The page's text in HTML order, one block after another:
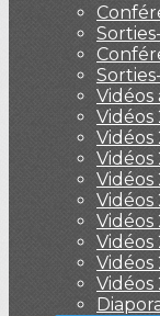
Vidéos
Vidéos
Vidéos
Vidéos
Vidéos
Vidéos
Vidéos
Vidéos
Vidéos
Vidéos